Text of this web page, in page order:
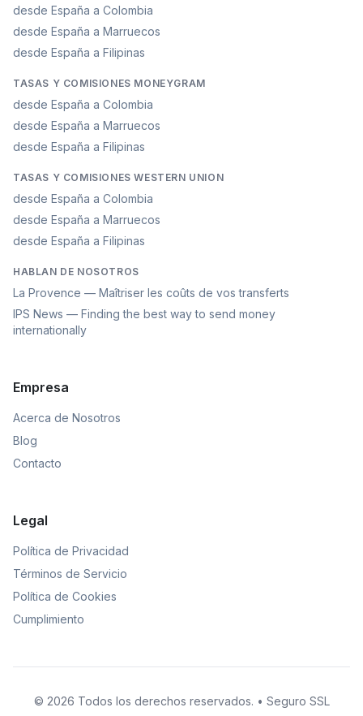
desde España a Colombia
desde España a Marruecos
desde España a Filipinas
TASAS Y COMISIONES MONEYGRAM
desde España a Colombia
desde España a Marruecos
desde España a Filipinas
TASAS Y COMISIONES WESTERN UNION
desde España a Colombia
desde España a Marruecos
desde España a Filipinas
HABLAN DE NOSOTROS
La Provence — Maîtriser les coûts de vos transferts
IPS News — Finding the best way to send money
internationally
Empresa
Acerca de Nosotros
Blog
Contacto
Legal
Política de Privacidad
Términos de Servicio
Política de Cookies
Cumplimiento
© 2026 Todos los derechos reservados. • Seguro SSL